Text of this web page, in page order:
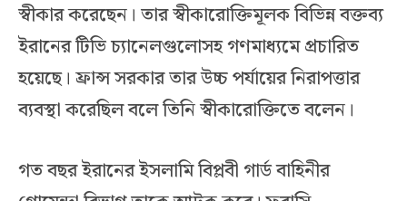
স্বীকার করেছেন। তার স্বীকারোক্তিমূলক বিভিন্ন বক্তব্য
ইরানের টিভি চ্যানেলগুলোসহ গণমাধ্যমে প্রচারিত
হয়েছে। ফ্রান্স সরকার তার উচ্চ পর্যায়ের নিরাপত্তার
ব্যবস্থা করেছিল বলে তিনি স্বীকারোক্তিতে বলেন।
গত বছর ইরানের ইসলামি বিপ্লবী গার্ড বাহিনীর